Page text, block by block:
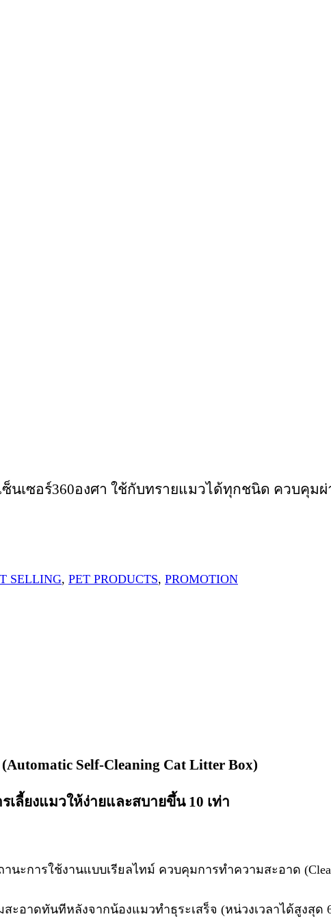
นเซอร์360องศา ใช้กับทรายแมวได้ทุกชนิด ควบคุมผ่
SELLING, PET PRODUCTS, PROMOTION
Self-Cleaning Cat Litter Box)
ลี้ยงแมวให้ง่ายและสบายขึ้น 10 เท่า
นะการใช้งานแบบเรียลไทม์ ควบคุมการทำความสะอาด
อาดทันทีหลังจากน้องแมวทำธุระเสร็จ (หน่วงเวลาได้สูงสุ